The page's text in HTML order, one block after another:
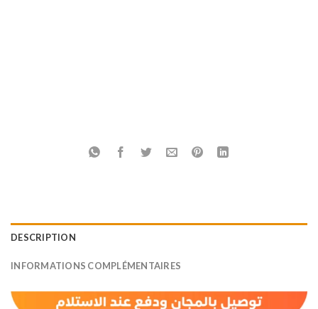
DESCRIPTION
INFORMATIONS COMPLÉMENTAIRES